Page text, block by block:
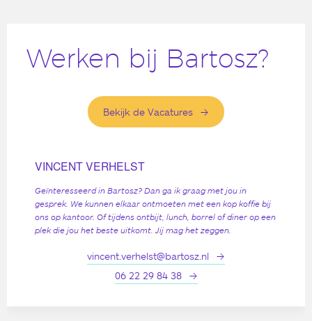
Werken bij Bartosz?
Bekijk de Vacatures
VINCENT VERHELST
Geïnteresseerd in Bartosz? Dan ga ik graag met jou in
gesprek. We kunnen elkaar ontmoeten met een kop koffie bij
ons op kantoor. Of tijdens ontbijt, lunch, borrel of diner op een
plek die jou het beste uitkomt. Jij mag het zeggen.
vincent.verhelst@bartosz.nl
06 22 29 84 38